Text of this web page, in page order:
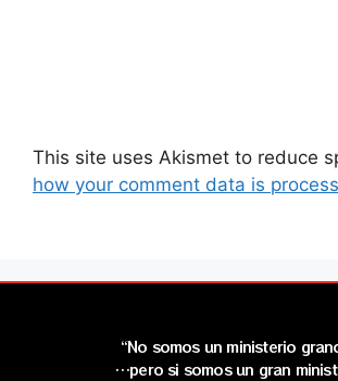
This site uses Akismet to reduce
how your comment data is
“No somos un ministerio
…pero si somos un gran